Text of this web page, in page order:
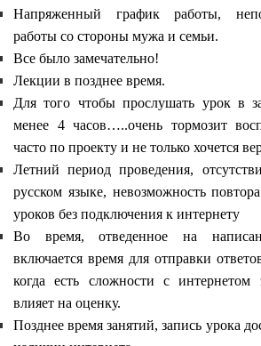
Напряженный график работы,
работы со стороны мужа и семьи.
Все было замечательно!
Лекции в позднее время.
Для того чтобы прослушать урок в
менее 4 часов…..очень тормозит
часто по проекту и не только хочется
Летний период проведения,
русском языке, невозможность
уроков без подключения к интернету
Во время, отведенное на
включается время для отправки
когда есть сложности с интернетом
влияет на оценку.
Позднее время занятий, запись урока